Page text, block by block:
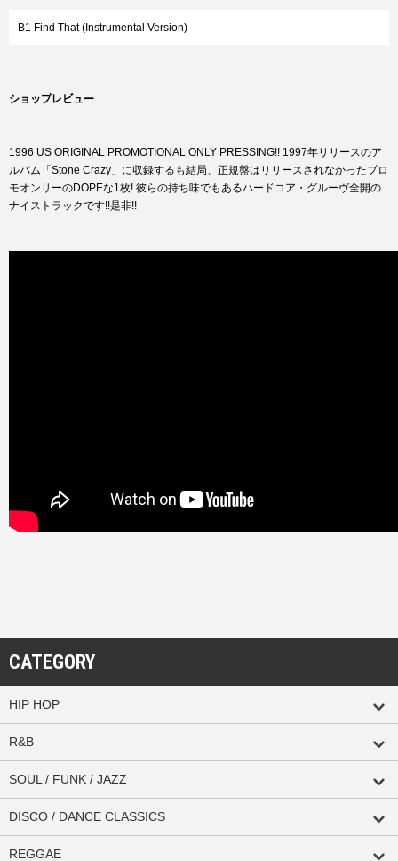
B1 Find That (Instrumental Version)
ショップレビュー
1996 US ORIGINAL PROMOTIONAL ONLY PRESSING!! 1997年リリースのア
ルバム「Stone Crazy」に収録するも結局、正規盤はリリースされなかったプロ
モオンリーのDOPEな1枚! 彼らの持ち味でもあるハードコア・グルーヴ全開の
ナイストラックです!!是非!!
CATEGORY
HIP HOP
R&B
SOUL / FUNK / JAZZ
DISCO / DANCE CLASSICS
REGGAE